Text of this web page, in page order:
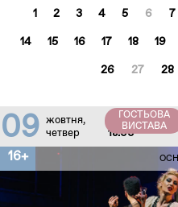
1 2 3 4 5 6 7
14 15 16 17 18 19
26 27 28
09
жовтня,
четвер
18:00
ГОСТЬОВА
ВИСТАВА
16+